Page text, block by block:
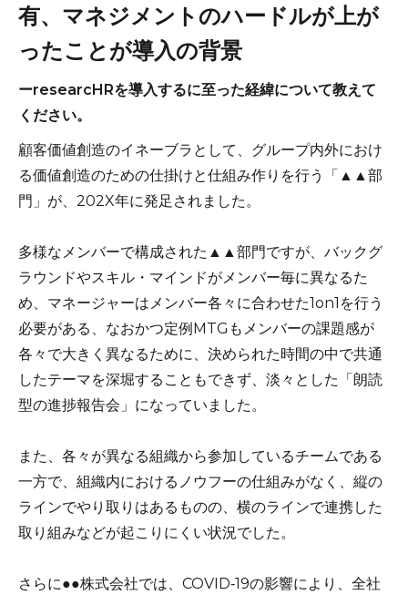
有、マネジメントのハードルが上が
ったことが導入の背景
ーresearcHRを導入するに至った経緯について教えて
ください。
顧客価値創造のイネーブラとして、グループ内外におけ
る価値創造のための仕掛けと仕組み作りを行う「▲▲部
門」が、202X年に発足されました。
多様なメンバーで構成された▲▲部門ですが、バックグ
ラウンドやスキル・マインドがメンバー毎に異なるた
め、マネージャーはメンバー各々に合わせた1on1を行う
必要がある、なおかつ定例MTGもメンバーの課題感が
各々で大きく異なるために、決められた時間の中で共通
したテーマを深堀することもできず、淡々とした「朗読
型の進捗報告会」になっていました。
また、各々が異なる組織から参加しているチームである
一方で、組織内におけるノウフーの仕組みがなく、縦の
ラインでやり取りはあるものの、横のラインで連携した
取り組みなどが起こりにくい状況でした。
さらに●●株式会社では、COVID‑19の影響により、全社